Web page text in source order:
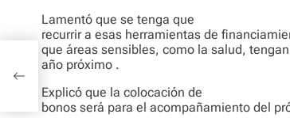
Lamentó que se tenga que
recurrir a esas herramientas de
que áreas sensibles, como la salud,
año próximo .
Explicó que la colocación de
bonos será para el acompañamiento del